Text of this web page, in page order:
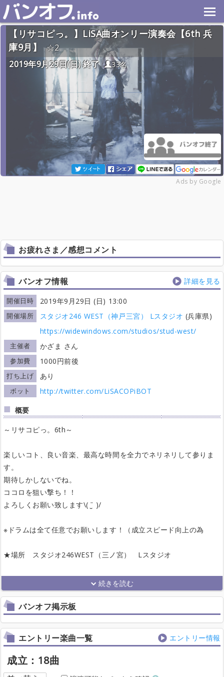
【リサコピっ。】LiSA曲オンリー演奏会【6th 兵
庫9月】
2
2019年9月29日(日) 終了
33名
Ads by Google
お疲れさま／感想コメント
バンオフ情報 詳細を見る
開催日時 2019年9月29日 (日) 13:00
開催場所 スタジオ246 WEST（神戸三宮） Lスタジオ (兵庫県)
https://widewindows.com/studios/stud-west/
主催者 かざま さん
参加費 1000円前後
打ち上げ あり
ボット
http://twitter.com/LiSACOPiBOT
概要
～リサコピっ。6th～
楽しいコト、良い音楽、最高な時間を全力でネリネリして参りま
す。
期待しかしないでね。
ココロを狙い撃ち！！
よろしくお願い致します\( ¨̮ )/
※ドラムは全て任意でお願いします！（成立スピード向上の為
★場所 スタジオ246WEST（三ノ宮） Lスタジオ
バンオフ掲示板
エントリー楽曲一覧 エントリー情報
成立：18曲